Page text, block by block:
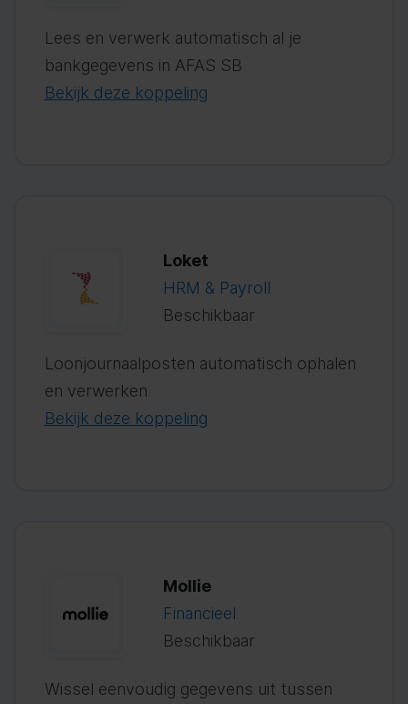
Lees en verwerk automatisch al je
bankgegevens in AFAS SB
Bekijk deze koppeling
Loket
HRM & Payroll
Beschikbaar
Loonjournaalposten automatisch ophalen
en verwerken
Bekijk deze koppeling
Mollie
Financieel
Beschikbaar
Wissel eenvoudig gegevens uit tussen